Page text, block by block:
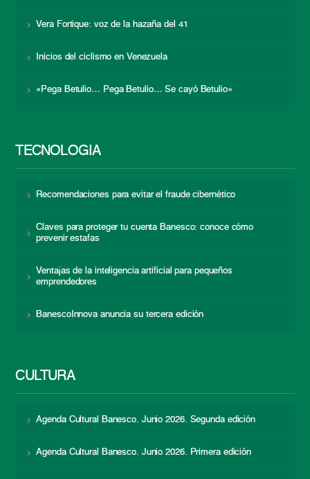
Vera Fortique: voz de la hazaña del 41
Inicios del ciclismo en Venezuela
«Pega Betulio… Pega Betulio… Se cayó Betulio»
TECNOLOGÍA
Recomendaciones para evitar el fraude cibernético
Claves para proteger tu cuenta Banesco: conoce cómo
prevenir estafas
Ventajas de la inteligencia artificial para pequeños
emprendedores
BanescoInnova anuncia su tercera edición
CULTURA
Agenda Cultural Banesco. Junio 2026. Segunda edición
Agenda Cultural Banesco. Junio 2026. Primera edición